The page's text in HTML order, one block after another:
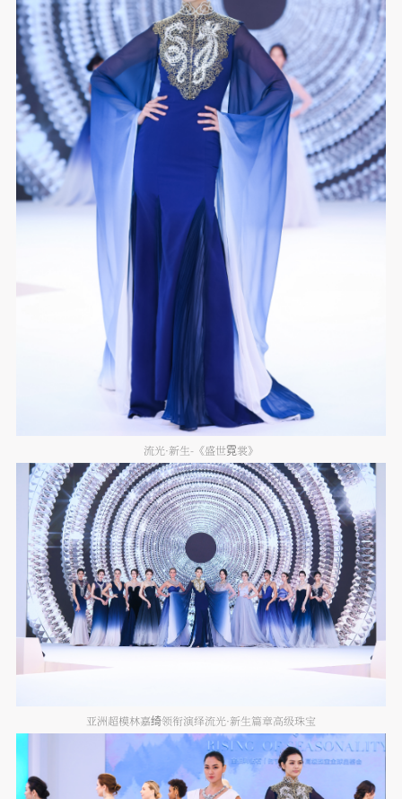
流光·新生-《盛世霓裳》
亚洲超模林嘉绮领衔演绎流光·新生篇章高级珠宝